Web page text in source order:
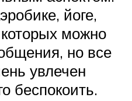
йоге,
можно
но все
увлечен
беспокоить.